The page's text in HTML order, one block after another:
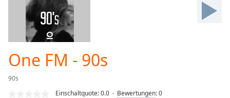
Forward
Current
Loaded
One FM - 90s
90s
Einschaltquote:0.0 Bewertungen:0